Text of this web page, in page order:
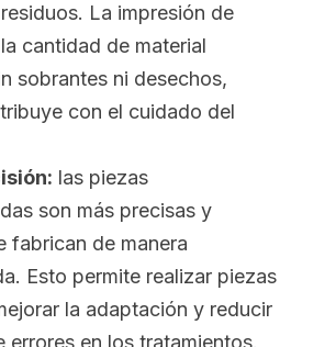
La impresión de
cantidad de material
sobrantes ni desechos,
con el cuidado del
las piezas
son más precisas y
fabrican de manera
Esto permite realizar piezas
la adaptación y reducir
errores en los tratamientos.